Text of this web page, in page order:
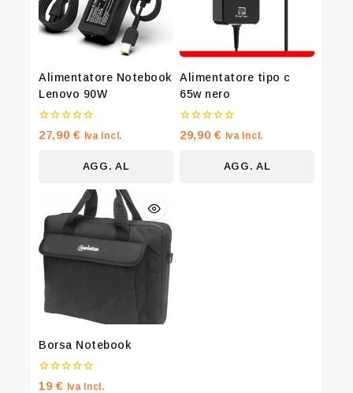
Alimentatore Notebook
Lenovo 90W
0
su
27,90€ Iva Incl.
AGG. AL
CARRELLO
Alimentatore tipo c
65w nero
0
su
29,90€ Iva Incl.
AGG. AL
Borsa Notebook
019€ Iva Incl.